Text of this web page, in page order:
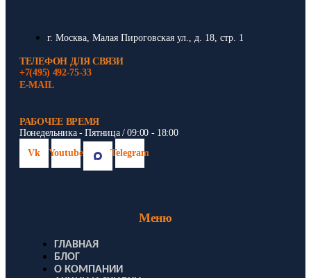
г. Москва, Малая Пироговская ул., д. 18, стр. 1
ТЕЛЕФОН ДЛЯ СВЯЗИ
+7(495) 492-75-33
E-MAIL
РАБОЧЕЕ ВРЕМЯ
Понедельника - Пятница / 09:00 - 18:00
Vk
Youtube Telegram
Меню
ГЛАВНАЯ
БЛОГ
О КОМПАНИИ